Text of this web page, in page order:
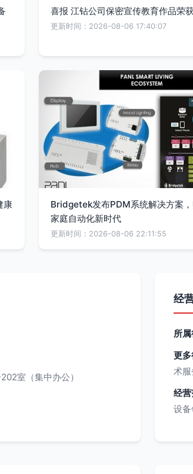
喜报 江钻公司保密宣传教育作品荣
更新时间：2026-08-06 17:40:07
康
Bridgetek发布PDM系统解决方案
家庭自动化新时代
更新时间：2026-08-06 22:11:55
室（集中办公）
经
所属
更多
术
经营
设备